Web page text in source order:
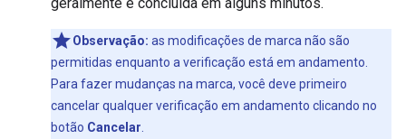
Observação: as modificações de marca não são
permitidas enquanto a verificação está em andamento.
Para fazer mudanças na marca, você deve primeiro
cancelar qualquer verificação em andamento clicando no
botão Cancelar